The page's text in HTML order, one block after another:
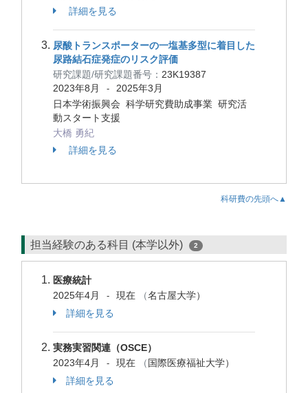
詳細を見る
尿酸トランスポーターの一塩基多型に着目した
尿路結石症発症のリスク評価
研究課題/研究課題番号： 23K19387
2023年8月
-
2025年3月
日本学術振興会 科学研究費助成事業 研究活
動スタート支援
大橋 勇紀
詳細を見る
科研費の先頭へ▲
担当経験のある科目 (本学以外) 2
医療統計
2025年4月
- 現在 （名古屋大学）
詳細を見る
実務実習関連（OSCE）
2023年4月
- 現在 （ 国際医療福祉大学）
詳細を見る